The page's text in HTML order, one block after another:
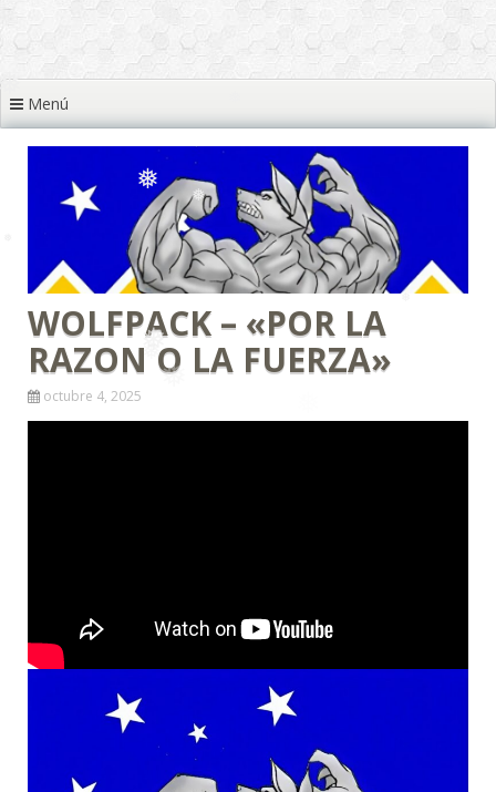
❅
❅
❅
❅
❅
❅ ❅
Menú
WOLFPACK – «POR LA
RAZON O LA FUERZA»
octubre 4, 2025